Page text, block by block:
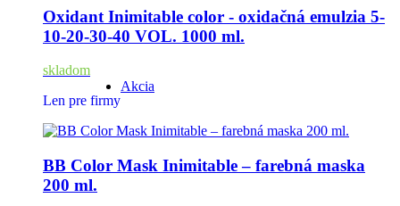
Oxidant Inimitable color - oxidačná emulzia 5-
10-20-30-40 VOL. 1000 ml.
skladom
Len pre firmy
Akcia
BB Color Mask Inimitable – farebná maska
200 ml.